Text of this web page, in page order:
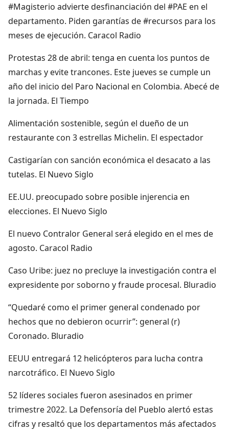
#Magisterio advierte desfinanciación del #PAE en el
departamento. Piden garantías de #recursos para los
meses de ejecución. Caracol Radio
Protestas 28 de abril: tenga en cuenta los puntos de
marchas y evite trancones. Este jueves se cumple un
año del inicio del Paro Nacional en Colombia. Abecé de
la jornada. El Tiempo
Alimentación sostenible, según el dueño de un
restaurante con 3 estrellas Michelin. El espectador
Castigarían con sanción económica el desacato a las
tutelas. El Nuevo Siglo
EE.UU. preocupado sobre posible injerencia en
elecciones. El Nuevo Siglo
El nuevo Contralor General será elegido en el mes de
agosto. Caracol Radio
Caso Uribe: juez no precluye la investigación contra el
expresidente por soborno y fraude procesal. Bluradio
“Quedaré como el primer general condenado por
hechos que no debieron ocurrir”: general (r)
Coronado. Bluradio
EEUU entregará 12 helicópteros para lucha contra
narcotráfico. El Nuevo Siglo
52 líderes sociales fueron asesinados en primer
trimestre 2022. La Defensoría del Pueblo alertó estas
cifras y resaltó que los departamentos más afectados